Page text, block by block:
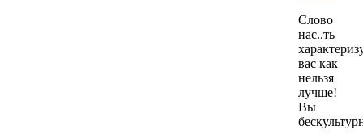
Слово
нас..ть
вас как
нельзя
лучше!
Вы